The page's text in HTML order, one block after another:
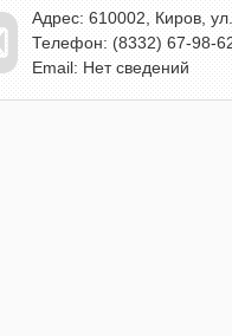
Адрес: 610002, Киров,
Телефон: (8332) 67-98-
Email: Нет сведений